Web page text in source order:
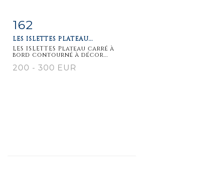
Item detail
162
LES ISLETTES PLATEAU...
LES ISLETTES Plateau carré à
bord contourné à décor...
200 - 300 EUR